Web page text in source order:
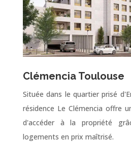
Clémencia Toulouse
Située dans le quartier prisé
résidence Le Clémencia offre
d'accéder à la propriété
logements en prix maîtrisé.